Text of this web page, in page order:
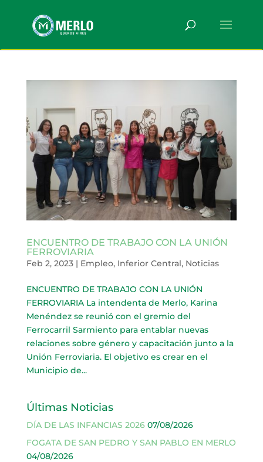
ENCUENTRO DE TRABAJO CON LA UNIÓN
FERROVIARIA
Feb 2, 2023| Empleo, Inferior Central, Noticias
ENCUENTRO DE TRABAJO CON LA UNIÓN
FERROVIARIA La intendenta de Merlo, Karina
Menéndez se reunió con el gremio del
Ferrocarril Sarmiento para entablar nuevas
relaciones sobre género y capacitación junto a la
Unión Ferroviaria. El objetivo es crear en el
Municipio de...
Últimas Noticias
DÍA DE LAS INFANCIAS 2026 07/08/2026
FOGATA DE SAN PEDRO Y SAN PABLO EN MERLO
04/08/2026